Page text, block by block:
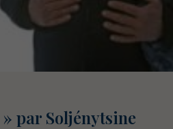
par Soljénytsine